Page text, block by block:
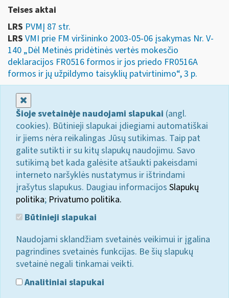
Teises aktai
LRS PVMĮ 87 str.
LRS VMI prie FM viršininko 2003-05-06 įsakymas Nr. V-
140 „Dėl Metinės pridėtinės vertės mokesčio
deklaracijos FR0516 formos ir jos priedo FR0516A
formos ir jų užpildymo taisyklių patvirtinimo“, 3 p.
Šioje svetainėje naudojami slapukai (angl.
cookies). Būtinieji slapukai įdiegiami automatiškai
ir jiems nėra reikalingas Jūsų sutikimas. Taip pat
galite sutikti ir su kitų slapukų naudojimu. Savo
sutikimą bet kada galėsite atšaukti pakeisdami
interneto naršyklės nustatymus ir ištrindami
įrašytus slapukus. Daugiau informacijos Slapukų
politika; Privatumo politika.
Būtinieji slapukai
Naudojami sklandžiam svetainės veikimui ir įgalina
pagrindines svetainės funkcijas. Be šių slapukų
svetainė negali tinkamai veikti.
Analitiniai slapukai